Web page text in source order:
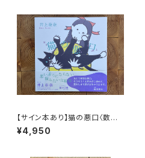
【サイン本あり】猫の悪口〈数量
限定・オリジナルトート付き〉
¥4,950